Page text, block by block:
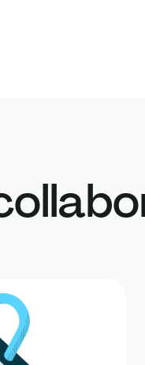
faille logique dans le
la
signataire après
sous l'identité d’un
d’IDOR dans le
suppression non